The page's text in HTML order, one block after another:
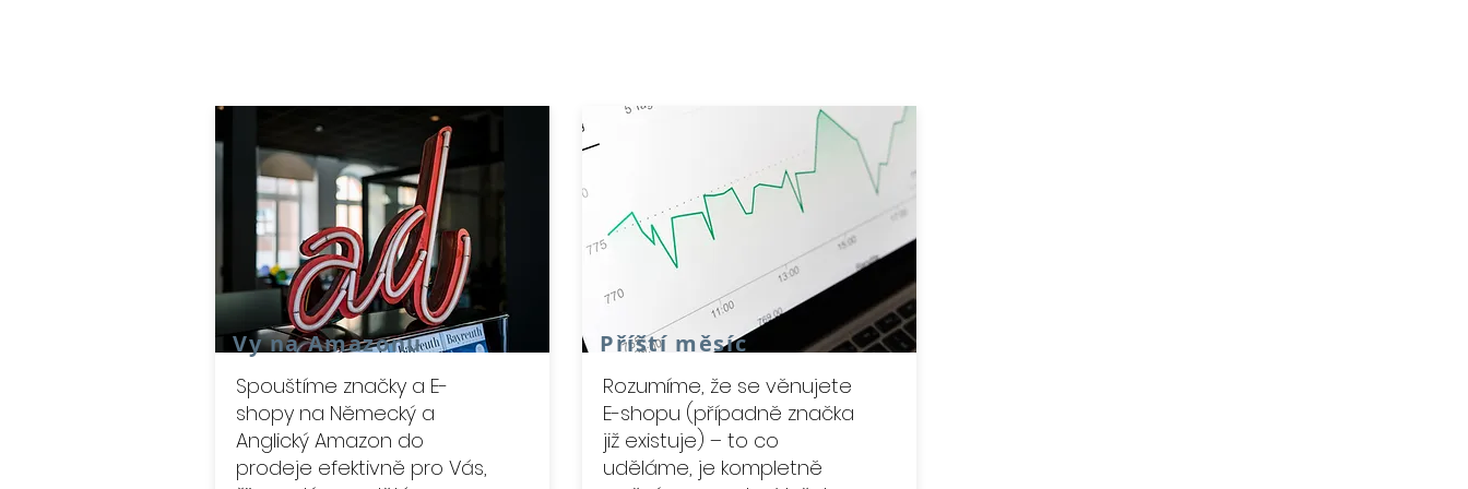
Vy na Amazonu
Spouštíme značky a E-
shopy na Německý a
Anglický Amazon do
prodeje efektivně pro Vás,
Příští měsíc
Rozumíme, že se věnujete
E-shopu (případně značka
již existuje) – to co
uděláme, je kompletně